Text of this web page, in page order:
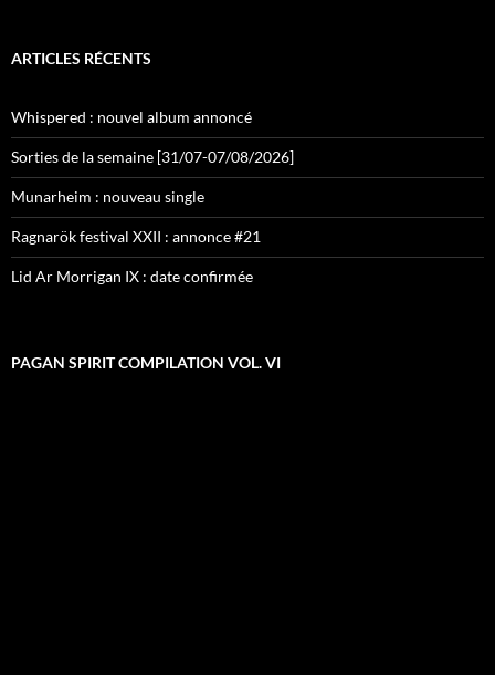
ARTICLES RÉCENTS
Whispered : nouvel album annoncé
Sorties de la semaine [31/07-07/08/2026]
Munarheim : nouveau single
Ragnarök festival XXII : annonce #21
Lid Ar Morrigan IX : date confirmée
PAGAN SPIRIT COMPILATION VOL. VI